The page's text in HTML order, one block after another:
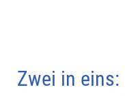
Zwei in eins: